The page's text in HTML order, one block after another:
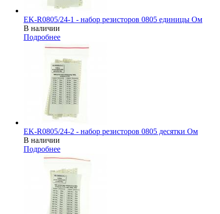
EK-R0805/24-1 - набор резисторов 0805 единицы Ом
В наличии
Подробнее
EK-R0805/24-2 - набор резисторов 0805 десятки Ом
В наличии
Подробнее